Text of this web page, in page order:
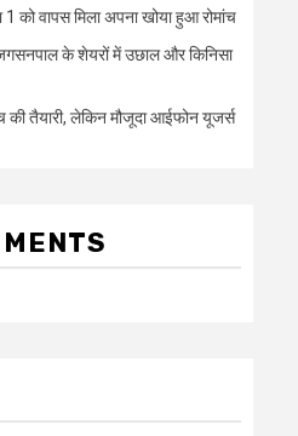
1 को वापस मिला अपना खोया हुआ रोमांच
के शेयरों में उछाल और किनिसा
तैयारी, लेकिन मौजूदा आईफोन यूजर्स